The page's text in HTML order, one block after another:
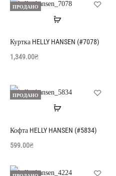
ПРОДАНО
Читати
Куртка HELLY HANSEN (#7078)
1,349.00₴
ПРОДАНО
Читати
Кофта HELLY HANSEN (#5834)
599.00₴